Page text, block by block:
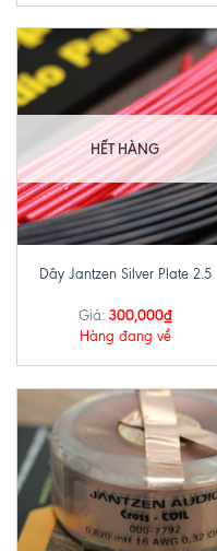
HẾT HÀNG
Dây Jantzen Silver Plate 2.5
Giá: 300,000₫
Hàng đang về